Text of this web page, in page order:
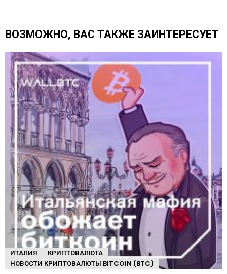
щ
ВОЗМОЖНО, ВАС ТАКЖЕ ЗАИНТЕРЕСУЕТ
ИТАЛИЯ
КРИПТОВАЛЮТА
НОВОСТИ КРИПТОВАЛЮТЫ BITCOIN (BTC)